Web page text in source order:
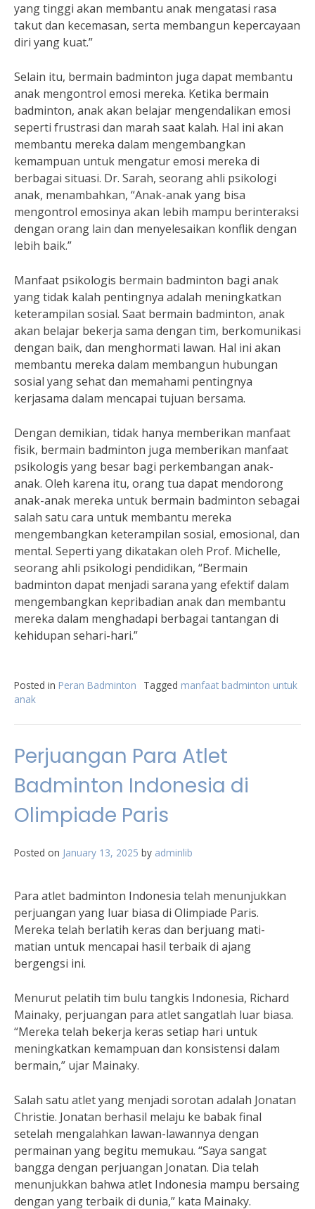
yang tinggi akan membantu anak mengatasi rasa
takut dan kecemasan, serta membangun kepercayaan
diri yang kuat.”
Selain itu, bermain badminton juga dapat membantu
anak mengontrol emosi mereka. Ketika bermain
badminton, anak akan belajar mengendalikan emosi
seperti frustrasi dan marah saat kalah. Hal ini akan
membantu mereka dalam mengembangkan
kemampuan untuk mengatur emosi mereka di
berbagai situasi. Dr. Sarah, seorang ahli psikologi
anak, menambahkan, “Anak-anak yang bisa
mengontrol emosinya akan lebih mampu berinteraksi
dengan orang lain dan menyelesaikan konflik dengan
lebih baik.”
Manfaat psikologis bermain badminton bagi anak
yang tidak kalah pentingnya adalah meningkatkan
keterampilan sosial. Saat bermain badminton, anak
akan belajar bekerja sama dengan tim, berkomunikasi
dengan baik, dan menghormati lawan. Hal ini akan
membantu mereka dalam membangun hubungan
sosial yang sehat dan memahami pentingnya
kerjasama dalam mencapai tujuan bersama.
Dengan demikian, tidak hanya memberikan manfaat
fisik, bermain badminton juga memberikan manfaat
psikologis yang besar bagi perkembangan anak-
anak. Oleh karena itu, orang tua dapat mendorong
anak-anak mereka untuk bermain badminton sebagai
salah satu cara untuk membantu mereka
mengembangkan keterampilan sosial, emosional, dan
mental. Seperti yang dikatakan oleh Prof. Michelle,
seorang ahli psikologi pendidikan, “Bermain
badminton dapat menjadi sarana yang efektif dalam
mengembangkan kepribadian anak dan membantu
mereka dalam menghadapi berbagai tantangan di
kehidupan sehari-hari.”
Posted in Peran Badminton Tagged manfaat badminton untuk
anak
Perjuangan Para Atlet
Badminton Indonesia di
Olimpiade Paris
Posted on January 13, 2025 by adminlib
Para atlet badminton Indonesia telah menunjukkan
perjuangan yang luar biasa di Olimpiade Paris.
Mereka telah berlatih keras dan berjuang mati-
matian untuk mencapai hasil terbaik di ajang
bergengsi ini.
Menurut pelatih tim bulu tangkis Indonesia, Richard
Mainaky, perjuangan para atlet sangatlah luar biasa.
“Mereka telah bekerja keras setiap hari untuk
meningkatkan kemampuan dan konsistensi dalam
bermain,” ujar Mainaky.
Salah satu atlet yang menjadi sorotan adalah Jonatan
Christie. Jonatan berhasil melaju ke babak final
setelah mengalahkan lawan-lawannya dengan
permainan yang begitu memukau. “Saya sangat
bangga dengan perjuangan Jonatan. Dia telah
menunjukkan bahwa atlet Indonesia mampu bersaing
dengan yang terbaik di dunia,” kata Mainaky.